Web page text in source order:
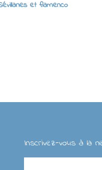
et flamenco
Inscrivez-vous à la